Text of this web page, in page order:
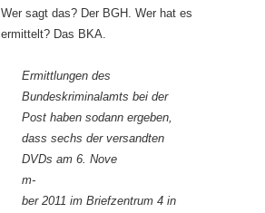
Wer sagt das? Der BGH. Wer hat es
ermittelt? Das BKA.
Ermittlungen des
Bundeskriminalamts bei der
Post haben sodann ergeben,
dass sechs der versandten
DVDs am 6. Nove
m-
ber 2011 im Briefzentrum 4 in